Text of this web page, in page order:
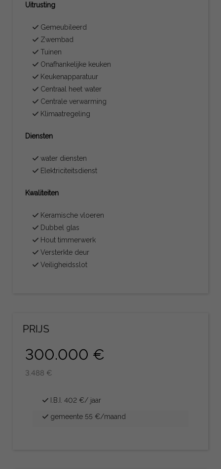
Uitrusting
Gemeubileerd
Zwembad
Tuinen
Onafhankelijke keuken
Keukenapparatuur
Centraal heet water
Centrale verwarming
Klimaatregeling
Diensten
water diensten
Elektriciteitsdienst
Kwaliteiten
Keramische vloeren
Dubbel glas
Hout timmerwerk
Versterkte deur
Veiligheidsslot
PRIJS
300.000 €
3.488 €
I.B.I. 402 €/ jaar
gemeente 55 €/maand